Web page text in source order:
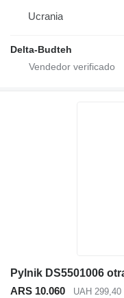
Ucrania
Delta-Budteh
ARS 10.060 UAH 299,40